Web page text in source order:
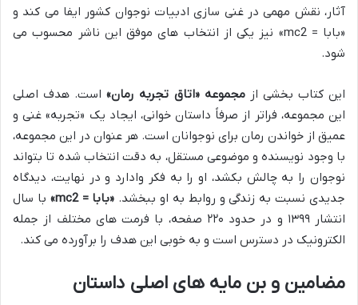
آثار، نقش مهمی در غنی سازی ادبیات نوجوان کشور ایفا می کند و
«بابا = mc2» نیز یکی از انتخاب های موفق این ناشر محسوب می
شود.
این کتاب بخشی ازمجموعه «اتاق تجربه رمان»است. هدف اصلی
این مجموعه، فراتر از صرفاً داستان خوانی، ایجاد یک «تجربه» غنی و
عمیق از خواندن رمان برای نوجوانان است. هر عنوان در این مجموعه،
با وجود نویسنده و موضوعی مستقل، به دقت انتخاب شده تا بتواند
نوجوان را به چالش بکشد، او را به فکر وادارد و در نهایت، دیدگاه
جدیدی نسبت به زندگی و روابط به او ببخشد. «بابا = mc2»
با سال
انتشار ۱۳۹۹ و در حدود ۲۲۰ صفحه، با فرمت های مختلف از جمله
الکترونیک در دسترس است و به خوبی این هدف را برآورده می کند.
مضامین و بن مایه های اصلی داستان